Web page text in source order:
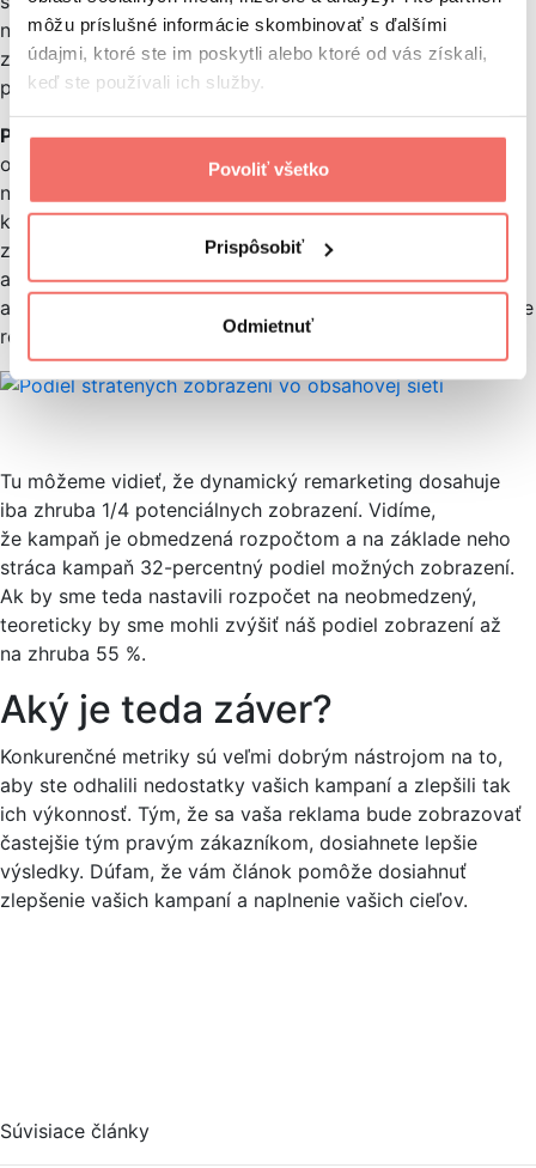
môžu príslušné informácie skombinovať s ďalšími
údajmi, ktoré ste im poskytli alebo ktoré od vás získali,
keď ste používali ich služby.
Povoliť všetko
Prispôsobiť
Odmietnuť
najlepšie na takú hodnotu, aby podiel stratených
zobrazení na základe rozpočtu bol 0 %. Vtedy využívate
potenciál vášho rozpočtu naplno.
Príklad: Keďže vyššie spomínané kampane nie sú
obmedzené rozpočtom a ich podiel stratených zobrazení
na základe rozpočtu je 0 %, pridali sme ako príklad
kampaň zameranú na dynamický remarketing. Tá sa
zobrazuje v obsahovej sieti Google, preto sme pridali
aj ďalšie stĺpce, ako sú podiel zobrazení v obsahovej sieti
a podiel stratených zobrazení v obsahovej sieti na základe
rozpočtu.
Tu môžeme vidieť, že dynamický remarketing dosahuje
iba zhruba 1/4 potenciálnych zobrazení. Vidíme,
že kampaň je obmedzená rozpočtom a na základe neho
stráca kampaň 32-percentný podiel možných zobrazení.
Ak by sme teda nastavili rozpočet na neobmedzený,
teoreticky by sme mohli zvýšiť náš podiel zobrazení až
na zhruba 55 %.
Aký je teda záver?
Konkurenčné metriky sú veľmi dobrým nástrojom na to,
aby ste odhalili nedostatky vašich kampaní a zlepšili tak
ich výkonnosť. Tým, že sa vaša reklama bude zobrazovať
častejšie tým pravým zákazníkom, dosiahnete lepšie
výsledky. Dúfam, že vám článok pomôže dosiahnuť
zlepšenie vašich kampaní a naplnenie vašich cieľov.
Súvisiace články